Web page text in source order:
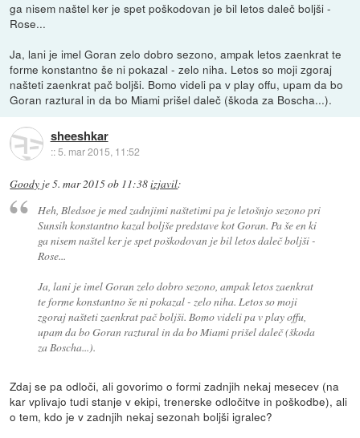
ga nisem naštel ker je spet poškodovan je bil letos daleč boljši -
Rose...
Ja, lani je imel Goran zelo dobro sezono, ampak letos zaenkrat te
forme konstantno še ni pokazal - zelo niha. Letos so moji zgoraj
našteti zaenkrat pač boljši. Bomo videli pa v play offu, upam da bo
Goran raztural in da bo Miami prišel daleč (škoda za Boscha...).
sheeshkar
::5. mar 2015, 11:52
Goody je5. mar 2015 ob 11:38izjavil:
Heh, Bledsoe je med zadnjimi naštetimi pa je letošnjo sezono pri
Sunsih konstantno kazal boljše predstave kot Goran. Pa še en ki
ga nisem naštel ker je spet poškodovan je bil letos daleč boljši -
Rose...
Ja, lani je imel Goran zelo dobro sezono, ampak letos zaenkrat
te forme konstantno še ni pokazal - zelo niha. Letos so moji
zgoraj našteti zaenkrat pač boljši. Bomo videli pa v play offu,
upam da bo Goran raztural in da bo Miami prišel daleč (škoda
za Boscha...).
Zdaj se pa odloči, ali govorimo o formi zadnjih nekaj mesecev (na
kar vplivajo tudi stanje v ekipi, trenerske odločitve in poškodbe), ali
o tem, kdo je v zadnjih nekaj sezonah boljši igralec?